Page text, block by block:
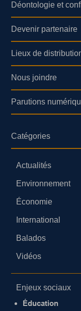
Déontologie et
Devenir partenaire
Lieux de
Nous joindre
Parutions
Catégories
Actualités
Environnement
Économie
International
Balados
Vidéos
Enjeux sociaux
Éducation